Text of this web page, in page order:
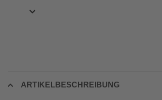
ARTIKELBESCHREIBUNG